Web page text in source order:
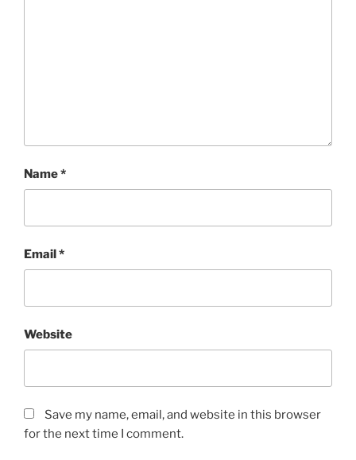
Name*
Email*
Website
Save my name, email, and website in this browser
for the next time I comment.